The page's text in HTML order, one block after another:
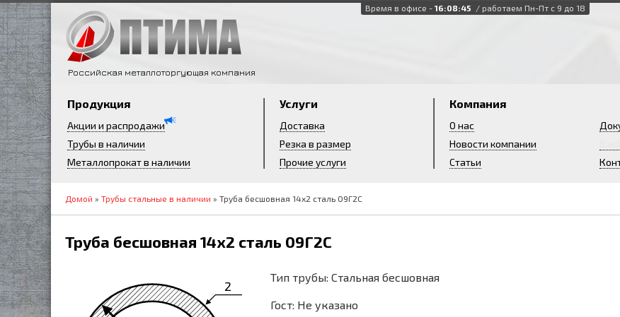
Время в офисе - 16:08:46 / работаем Пн-Пт с 9 до 18
Российская металлоторгующая компания
Продукция
Акции и распродажи
Трубы в наличии
Металлопрокат в наличии
Услуги
Доставка
Резка в размер
Прочие услуги
Компания
О нас
Новости компании
Статьи
Домой » Трубы стальные в наличии » Труба бесшовная 14х2 сталь 09Г2С
Труба бесшовная 14х2 сталь 09Г2С
2
Тип трубы: Стальная бесшовная
Гост: Не указано